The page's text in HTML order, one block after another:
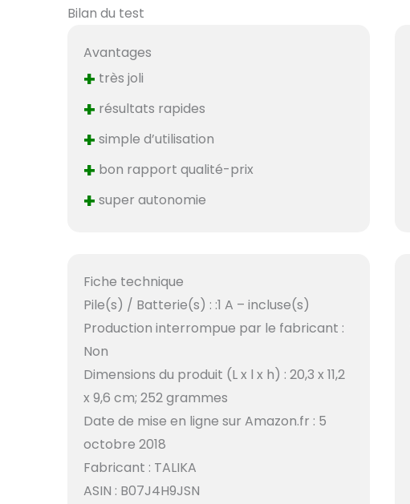
Bilan du test
Avantages
+ très joli
+ résultats rapides
+ simple d’utilisation
+ bon rapport qualité-prix
+ super autonomie
Fiche technique
Pile(s) / Batterie(s) : :1 A – incluse(s)
Production interrompue par le fabricant :
Non
Dimensions du produit (L x l x h) : 20,3 x 11,2
x 9,6 cm; 252 grammes
Date de mise en ligne sur Amazon.fr : 5
octobre 2018
Fabricant : TALIKA
ASIN : B07J4H9JSN